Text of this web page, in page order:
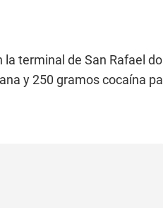
terminal de San Rafael
y 250 gramos cocaína